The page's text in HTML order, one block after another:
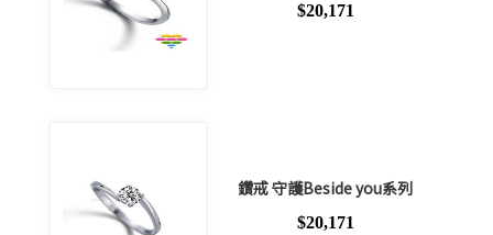
$20,171
鑽戒 守護Beside you系列
$20,171